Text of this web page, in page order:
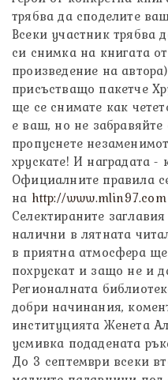
трябва да споделите
Всеки участник трябва
си снимка на книгата
произведение на
присъстващо пакетче
ще се снимате как
е ваш, но не забравяйте
пропуснете
хрускате! И наградата -
Официалните правила
на http://www.mlin97.com
Селектираните
налични в лятната
в приятна атмосфера
похрускат и защо не и
Регионалната
добри начинания,
институцията Женета
усмивка подадената
До 3 септември всеки